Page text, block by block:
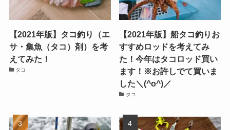
【2021年版】タコ釣り（エ
サ・集魚（タコ）剤）を考
えてみた！
タコ
【2021年版】船タコ釣りお
すすめロッドを考えてみ
た！今年はタコロッド買い
ます！※お許しでて買いま
した＼(^o^)／
タコ